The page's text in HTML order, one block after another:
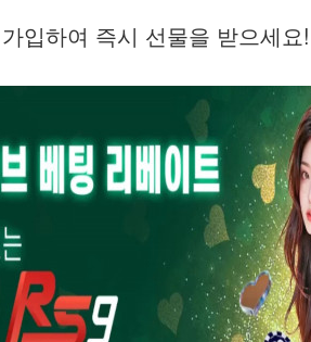
입하여 즉시 선물을 받으세요!